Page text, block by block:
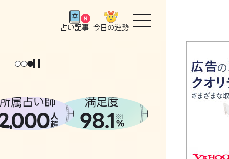
占い記事 今日の運勢
トップ
ユーザ
占いの
所属占い師
,000人
超
満足度
98.1 ※1
%